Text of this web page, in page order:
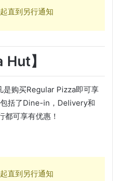
直到另行通知
Hut】
是购买Regular Pizza即可享
括了Dine-in，Delivery和
可享有优惠！
直到另行通知